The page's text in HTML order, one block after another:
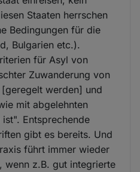
Staaten herrschen
Bedingungen für die
Bulgarien etc.).
für Asyl von
Zuwanderung von
werden] und
mit abgelehnten
Entsprechende
gibt es bereits. Und
führt immer wieder
wenn z.B. gut integrierte